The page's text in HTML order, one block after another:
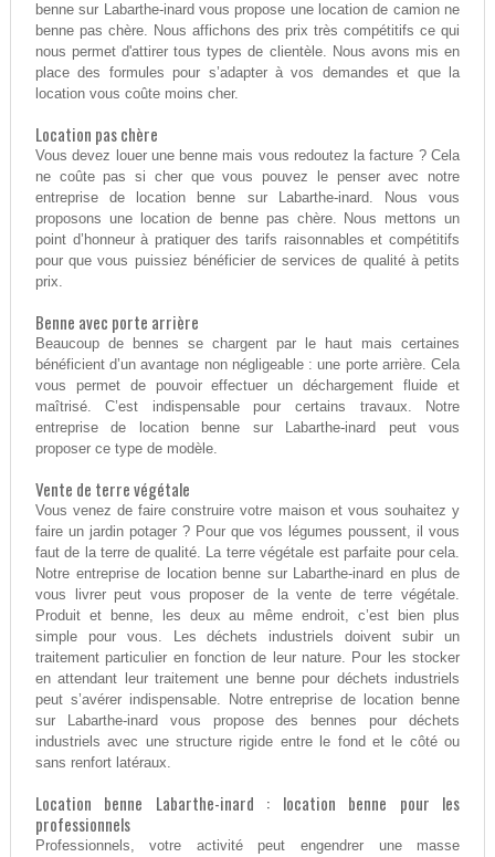
benne sur Labarthe-inard vous propose une location de camion ne
benne pas chère. Nous affichons des prix très compétitifs ce qui
nous permet d'attirer tous types de clientèle. Nous avons mis en
place des formules pour s’adapter à vos demandes et que la
location vous coûte moins cher.
Location pas chère
Vous devez louer une benne mais vous redoutez la facture ? Cela
ne coûte pas si cher que vous pouvez le penser avec notre
entreprise de location benne sur Labarthe-inard. Nous vous
proposons une location de benne pas chère. Nous mettons un
point d’honneur à pratiquer des tarifs raisonnables et compétitifs
pour que vous puissiez bénéficier de services de qualité à petits
prix.
Benne avec porte arrière
Beaucoup de bennes se chargent par le haut mais certaines
bénéficient d’un avantage non négligeable : une porte arrière. Cela
vous permet de pouvoir effectuer un déchargement fluide et
maîtrisé. C’est indispensable pour certains travaux. Notre
entreprise de location benne sur Labarthe-inard peut vous
proposer ce type de modèle.
Vente de terre végétale
Vous venez de faire construire votre maison et vous souhaitez y
faire un jardin potager ? Pour que vos légumes poussent, il vous
faut de la terre de qualité. La terre végétale est parfaite pour cela.
Notre entreprise de location benne sur Labarthe-inard en plus de
vous livrer peut vous proposer de la vente de terre végétale.
Produit et benne, les deux au même endroit, c’est bien plus
simple pour vous. Les déchets industriels doivent subir un
traitement particulier en fonction de leur nature. Pour les stocker
en attendant leur traitement une benne pour déchets industriels
peut s’avérer indispensable. Notre entreprise de location benne
sur Labarthe-inard vous propose des bennes pour déchets
industriels avec une structure rigide entre le fond et le côté ou
sans renfort latéraux.
Location benne Labarthe-inard : location benne pour les
professionnels
Professionnels, votre activité peut engendrer une masse